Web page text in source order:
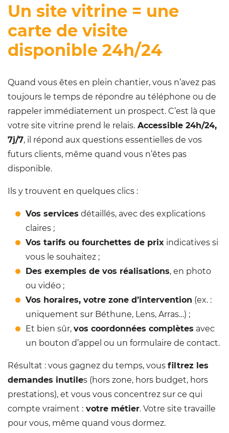
Un site vitrine = une
carte de visite
disponible 24h/24
Quand vous êtes en plein chantier, vous n’avez pas
toujours le temps de répondre au téléphone ou de
rappeler immédiatement un prospect. C’est là que
votre site vitrine prend le relais. Accessible 24h/24,
7j/7, il répond aux questions essentielles de vos
futurs clients, même quand vous n’êtes pas
disponible.
Ils y trouvent en quelques clics :
Vos services détaillés, avec des explications
claires ;
Vos tarifs ou fourchettes de prix indicatives si
vous le souhaitez ;
Des exemples de vos réalisations, en photo
ou vidéo ;
Vos horaires, votre zone d’intervention (ex. :
uniquement sur Béthune, Lens, Arras…) ;
Et bien sûr, vos coordonnées complètes avec
un bouton d’appel ou un formulaire de contact.
Résultat : vous gagnez du temps, vous filtrez les
demandes inutiles (hors zone, hors budget, hors
prestations), et vous vous concentrez sur ce qui
compte vraiment : votre métier. Votre site travaille
pour vous, même quand vous dormez.